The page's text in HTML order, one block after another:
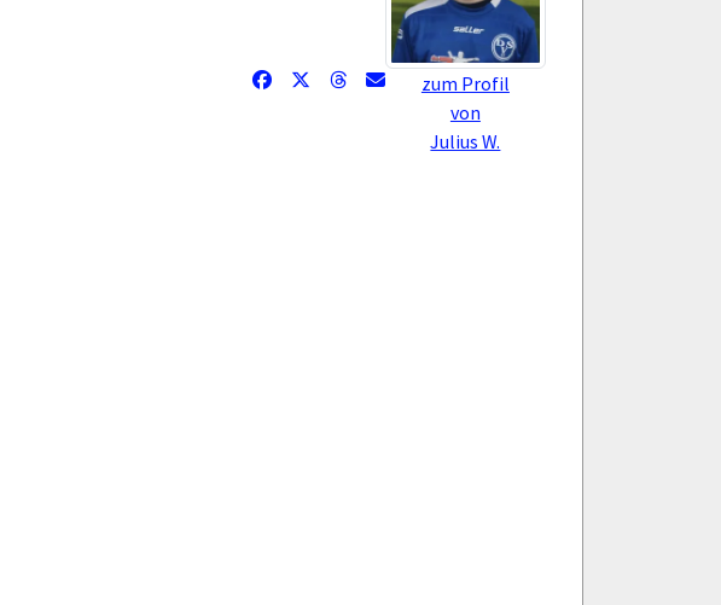
zum Profil
von
Julius W.